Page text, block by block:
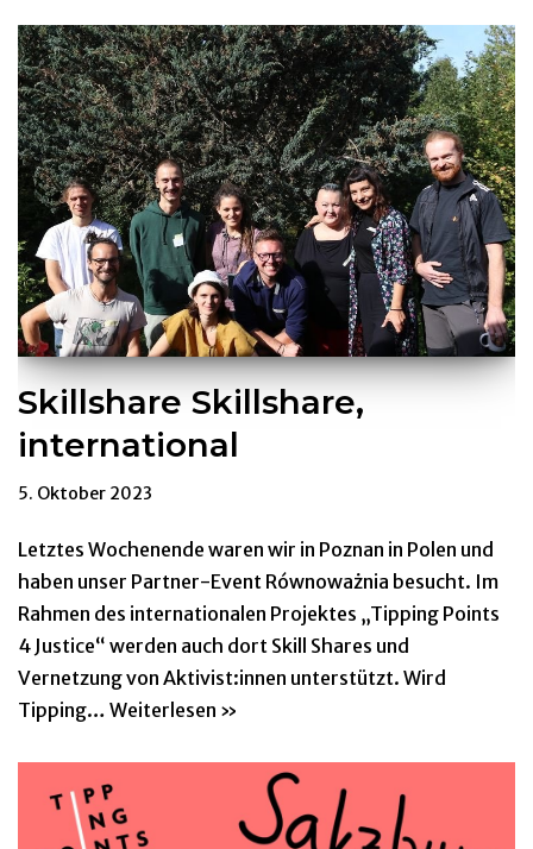
Skillshare Skillshare,
international
5. Oktober 2023
Letztes Wochenende waren wir in Poznan in Polen und
haben unser Partner-Event Równoważnia besucht. Im
Rahmen des internationalen Projektes „Tipping Points
4 Justice“ werden auch dort Skill Shares und
Vernetzung von Aktivist:innen unterstützt. Wird
Tipping… Weiterlesen »